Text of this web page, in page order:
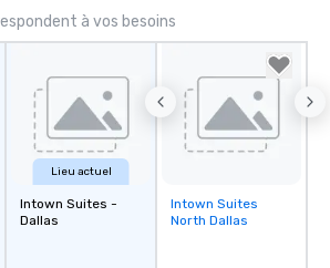
à vos besoins
Lieu actuel
Intown Suites -
Dallas
Removed from
favorites
Intown Suites
North Dallas